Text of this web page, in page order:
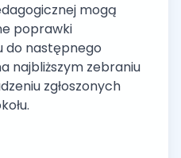
mogą
poprawki
do następnego
najbliższym zebraniu
zgłoszonych